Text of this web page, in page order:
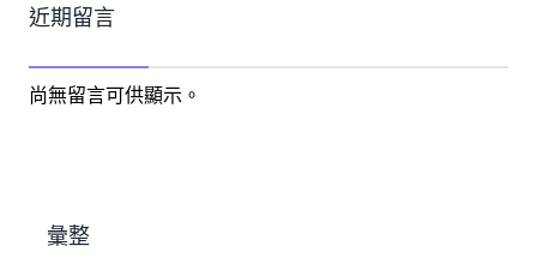
近期留言
尚無留言可供顯示。
彙整